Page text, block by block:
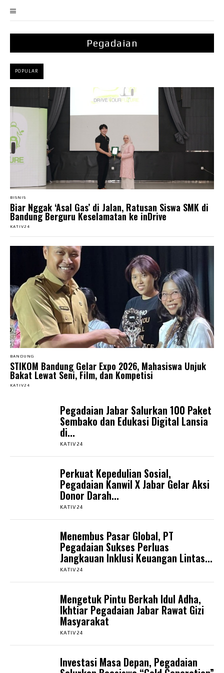
Pegadaian
POPULAR
BISNIS
Biar Nggak ‘Asal Gas’ di Jalan, Ratusan Siswa SMK di
Bandung Berguru Keselamatan ke inDrive
KATIV24
BANDUNG
STIKOM Bandung Gelar Expo 2026, Mahasiswa Unjuk
Bakat Lewat Seni, Film, dan Kompetisi
KATIV24
Pegadaian Jabar Salurkan 100 Paket
Sembako dan Edukasi Digital Lansia
di...
KATIV24
Perkuat Kepedulian Sosial,
Pegadaian Kanwil X Jabar Gelar Aksi
Donor Darah...
KATIV24
Menembus Pasar Global, PT
Pegadaian Sukses Perluas
Jangkauan Inklusi Keuangan Lintas...
KATIV24
Mengetuk Pintu Berkah Idul Adha,
Ikhtiar Pegadaian Jabar Rawat Gizi
Masyarakat
KATIV24
Investasi Masa Depan, Pegadaian